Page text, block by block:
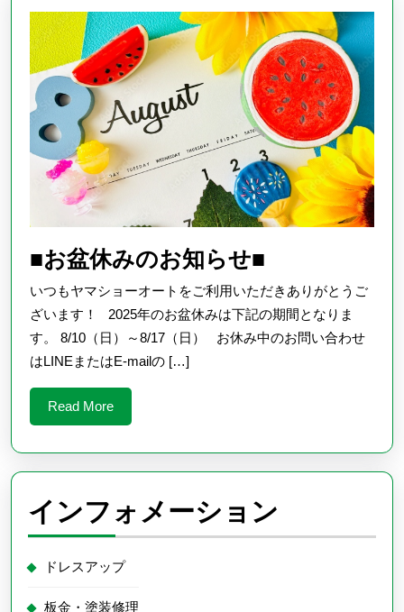
■お盆休みのお知らせ■
お
盆
休
知
ら
せ
いつもヤマショーオートをご利用いただきありがとうご
ざいます！ 2025年のお盆休みは下記の期間となりま
す。 8/10（日）～8/17（日） お休み中のお問い合わせ
はLINEまたはE-mailの […]
Read MoreRead
More
インフォメーション
ドレスアップ
板金・塗装修理